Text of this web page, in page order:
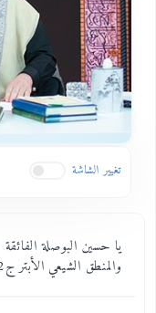
تغيير الشاشة
والمنطق الشيعي الأبتر ج2